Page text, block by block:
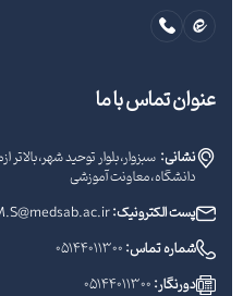
عنوان تماس با ما
نشانی:سبزوار،بلوار توحید
دانشگاه،معاونت آموزشی
پست الکترونیک:
شماره تماس:05144011300
دورنگار:05144011300